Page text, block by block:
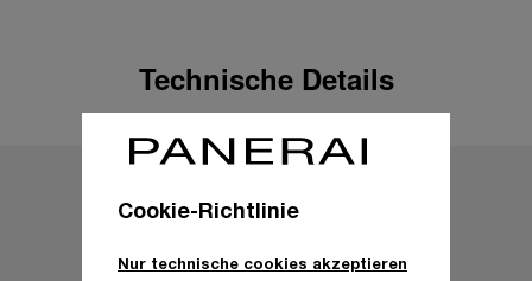
Technische Details
Cookie-Richtlinie
Nur technische cookies akzeptieren